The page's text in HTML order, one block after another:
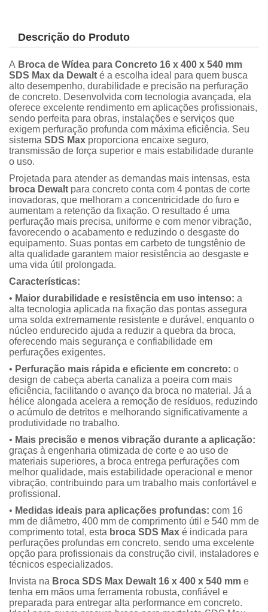
Descrição do Produto
A Broca de Wídea para Concreto 16 x 400 x 540 mm
SDS Max da Dewalt é a escolha ideal para quem busca
alto desempenho, durabilidade e precisão na perfuração
de concreto. Desenvolvida com tecnologia avançada, ela
oferece excelente rendimento em aplicações profissionais,
sendo perfeita para obras, instalações e serviços que
exigem perfuração profunda com máxima eficiência. Seu
sistema SDS Max proporciona encaixe seguro,
transmissão de força superior e mais estabilidade durante
o uso.
Projetada para atender as demandas mais intensas, esta
broca Dewalt para concreto conta com 4 pontas de corte
inovadoras, que melhoram a concentricidade do furo e
aumentam a retenção da fixação. O resultado é uma
perfuração mais precisa, uniforme e com menor vibração,
favorecendo o acabamento e reduzindo o desgaste do
equipamento. Suas pontas em carbeto de tungstênio de
alta qualidade garantem maior resistência ao desgaste e
uma vida útil prolongada.
Características:
• Maior durabilidade e resistência em uso intenso: a
alta tecnologia aplicada na fixação das pontas assegura
uma solda extremamente resistente e durável, enquanto o
núcleo endurecido ajuda a reduzir a quebra da broca,
oferecendo mais segurança e confiabilidade em
perfurações exigentes.
• Perfuração mais rápida e eficiente em concreto: o
design de cabeça aberta canaliza a poeira com mais
eficiência, facilitando o avanço da broca no material. Já a
hélice alongada acelera a remoção de resíduos, reduzindo
o acúmulo de detritos e melhorando significativamente a
produtividade no trabalho.
• Mais precisão e menos vibração durante a aplicação:
graças à engenharia otimizada de corte e ao uso de
materiais superiores, a broca entrega perfurações com
melhor qualidade, mais estabilidade operacional e menor
vibração, contribuindo para um trabalho mais confortável e
profissional.
• Medidas ideais para aplicações profundas: com 16
mm de diâmetro, 400 mm de comprimento útil e 540 mm de
comprimento total, esta broca SDS Max é indicada para
perfurações profundas em concreto, sendo uma excelente
opção para profissionais da construção civil, instaladores e
técnicos especializados.
Invista na Broca SDS Max Dewalt 16 x 400 x 540 mm e
tenha em mãos uma ferramenta robusta, confiável e
preparada para entregar alta performance em concreto.